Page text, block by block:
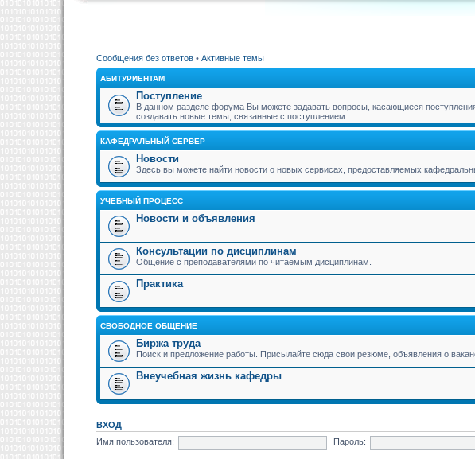
Сообщения без ответов • Активные темы
АБИТУРИЕНТАМ
Поступление
В данном разделе форума Вы можете задавать вопросы, касающиеся
создавать новые темы, связанные с поступлением.
КАФЕДРАЛЬНЫЙ СЕРВЕР
Новости
Здесь вы можете найти новости о новых сервисах, предоставляемых
УЧЕБНЫЙ ПРОЦЕСС
Новости и объявления
Консультации по дисциплинам
Общение с преподавателями по читаемым дисциплинам.
Практика
СВОБОДНОЕ ОБЩЕНИЕ
Биржа труда
Поиск и предложение работы. Присылайте сюда свои резюме, объявления о
Внеучебная жизнь кафедры
ВХОД
Имя пользователя:
Пароль: